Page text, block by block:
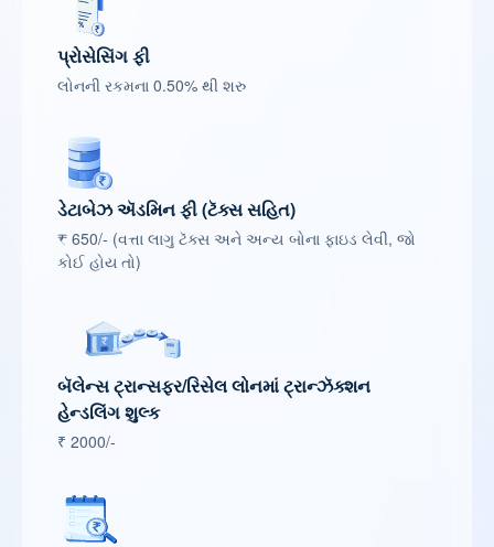
પ્રોસેસિંગ ફી
લોનની રકમના 0.50% થી શરુ
ડેટાબેઝ ઍડમિન ફી (ટૅક્સ સહિત)
₹ 650/- (વત્તા લાગુ ટૅક્સ અને અન્ય બોના ફાઇડ લેવી, જો
કોઈ હોય તો)
બૅલેન્સ ટ્રાન્સફર/રિસેલ લોનમાં ટ્રાન્ઝૅક્શન
હેન્ડલિંગ શુલ્ક
₹ 2000/-